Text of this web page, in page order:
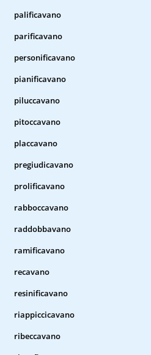
palificavano
parificavano
personificavano
pianificavano
piluccavano
pitoccavano
placcavano
pregiudicavano
prolificavano
rabboccavano
raddobbavano
ramificavano
recavano
resinificavano
riappiccicavano
ribeccavano